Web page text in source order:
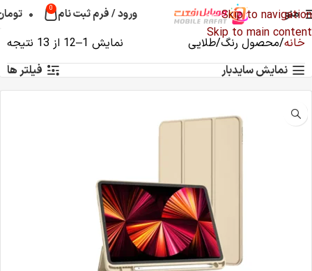
Skip to navigation
Skip to main content
منو ورود / فرم ثبت نام 0 ۰
خانه محصول رنگ طلایی
نمایش 1–12 از 13 نتیجه
نمایش سایدبار
فیلتر ها